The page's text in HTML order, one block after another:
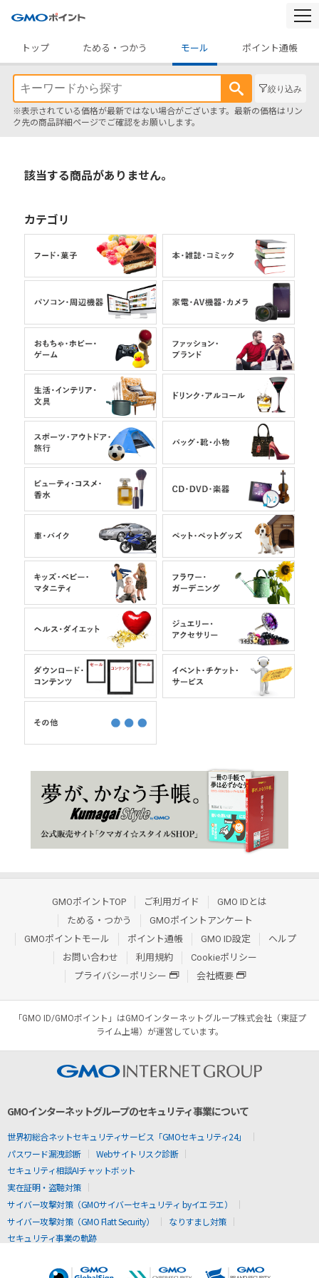
トップ
ためる・つかう モール ポイント通帳
絞り込み
※表示されている価格が最新ではない場合がございます。最新の価格はリン
ク先の商品詳細ページでご確認をお願いします。
該当する商品がありません。
カテゴリ
GMOポイントTOP ご利用ガイド
GMO IDとは
ためる・つかう
GMOポイントアンケート
GMOポイントモール
ポイント通帳 GMO ID設定
ヘルプ
お問い合わせ
利用規約
Cookieポリシー
プライバシーポリシー
会社概要
「GMO ID/GMOポイント」はGMOインターネットグループ株式会社（東証プ
ライム上場）が運営しています。
GMOインターネットグループのセキュリティ事業について
世界初総合ネットセキュリティサービス「GMOセキュリティ24」
パスワード漏洩診断
Webサイトリスク診断
セキュリティ相談AIチャットボット
実在証明・盗聴対策
サイバー攻撃対策（GMOサイバーセキュリティ byイエラエ）
サイバー攻撃対策（GMO Flatt Security）
なりすまし対策
セキュリティ事業の軌跡